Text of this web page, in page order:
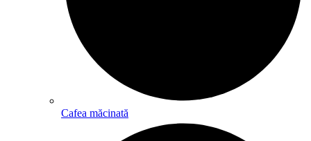
Cafea măcinată